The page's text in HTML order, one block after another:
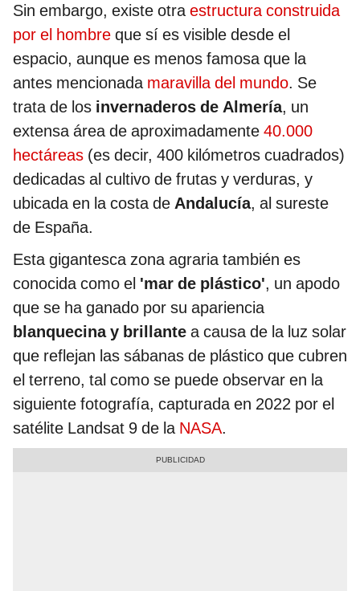
Sin embargo, existe otraestructura construida
por el hombre que sí es visible desde el
espacio, aunque es menos famosa que la
antes mencionada maravilla del mundo. Se
trata de los invernaderos de Almería, un
extensa área de aproximadamente 40.000
hectáreas (es decir, 400 kilómetros cuadrados)
dedicadas al cultivo de frutas y verduras, y
ubicada en la costa de Andalucía, al sureste
de España.
Esta gigantesca zona agraria también es
conocida como el 'mar de plástico', un apodo
que se ha ganado por su apariencia
blanquecina y brillante a causa de la luz solar
que reflejan las sábanas de plástico que cubren
el terreno, tal como se puede observar en la
siguiente fotografía, capturada en 2022 por el
satélite Landsat 9 de la NASA.